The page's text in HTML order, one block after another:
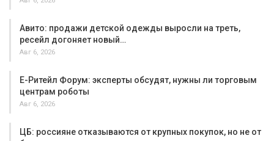
Авито: продажи детской одежды выросли на треть,
ресейл догоняет новый…
Авг 6, 2026
Е-Ритейл Форум: эксперты обсудят, нужны ли торговым
центрам роботы
Авг 6, 2026
ЦБ: россияне отказываются от крупных покупок, но не от